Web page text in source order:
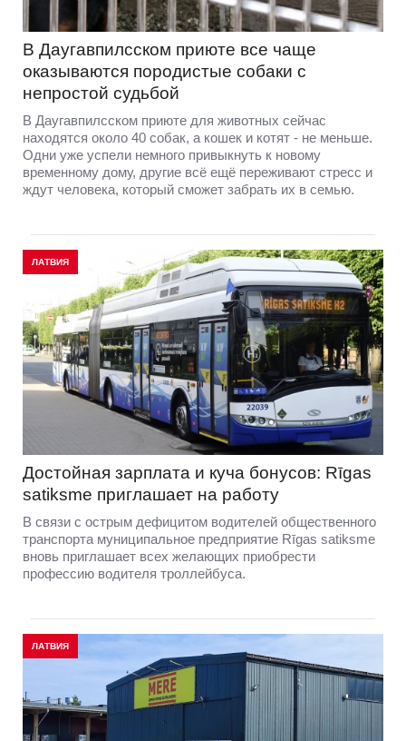
В Даугавпилсском приюте всe чаще
оказываются породистые собаки с
непростой судьбой
В Даугавпилсском приюте для животных сейчас
находятся около 40 собак, а кошек и котят - не меньше.
Одни уже успели немного привыкнуть к новому
временному дому, другие всё ещё переживают стресс и
ждут человека, который сможет забрать их в семью.
ЛАТВИЯ
Достойная зарплата и куча бонусов: Rīgas
satiksme приглашает на работу
В связи с острым дефицитом водителей общественного
транспорта муниципальное предприятие Rīgas satiksme
вновь приглашает всех желающих приобрести
профессию водителя троллейбуса.
ЛАТВИЯ